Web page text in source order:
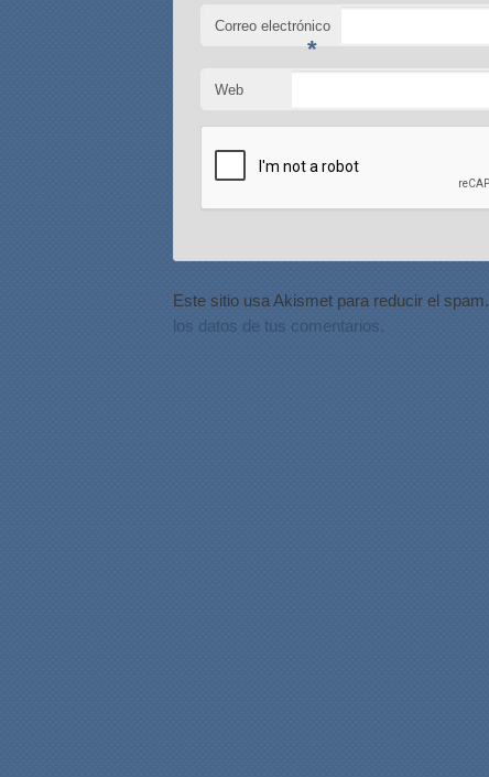
Correo electrónico
*
Web
Este sitio usa Akismet para reducir el spam.
los datos de tus comentarios.